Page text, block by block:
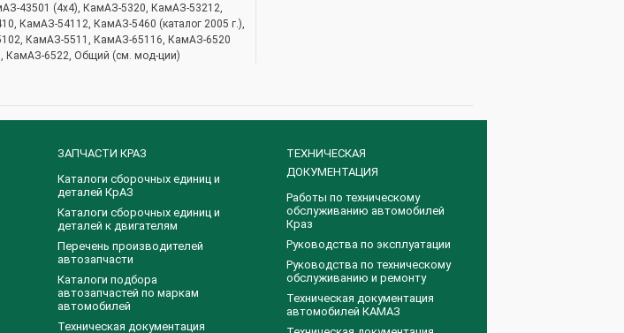
43501 (4х4), КамАЗ-5320, КамАЗ-53212,
КамАЗ-54112, КамАЗ-5460 (каталог 2005 г.),
КамАЗ-5511, КамАЗ-65116, КамАЗ-6520
КамАЗ-6522, Общий (см. мод-ции)
ЗАПЧАСТИ КРАЗ
Каталоги сборочных единиц и
деталей КрАЗ
​Каталоги сборочных единиц и
деталей к двигателям
Перечень производителей
автозапчасти
Каталоги подбора
автозапчастей по маркам
автомобилей
Техническая документация
ТЕХНИЧЕСКАЯ
ДОКУМЕНТАЦИЯ
Работы по техническому
обслуживанию автомобилей
Краз
Руководства по эксплуатации
Руководства по техническому
обслуживанию и ремонту
Техническая документация
автомобилей КАМАЗ